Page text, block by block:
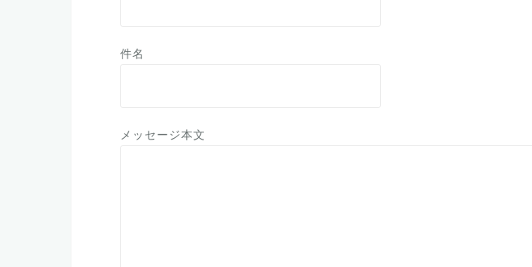
件名
メッセージ本文